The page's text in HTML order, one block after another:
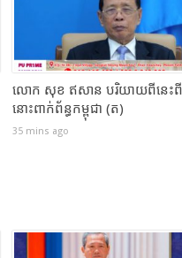
លោក សុខ ឥសាន បរិយាយពីនេះពី
នោះពាក់ព័ន្ធកម្ពុជា (ត)
35 mins ago